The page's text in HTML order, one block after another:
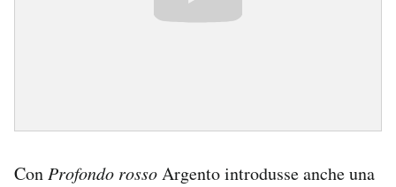
ConProfondo rossoArgento introdusse anche una